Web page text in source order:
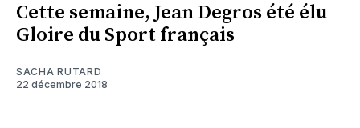
Cette semaine, Jean Degros été élu
Gloire du Sport français
SACHA RUTARD
22 décembre 2018